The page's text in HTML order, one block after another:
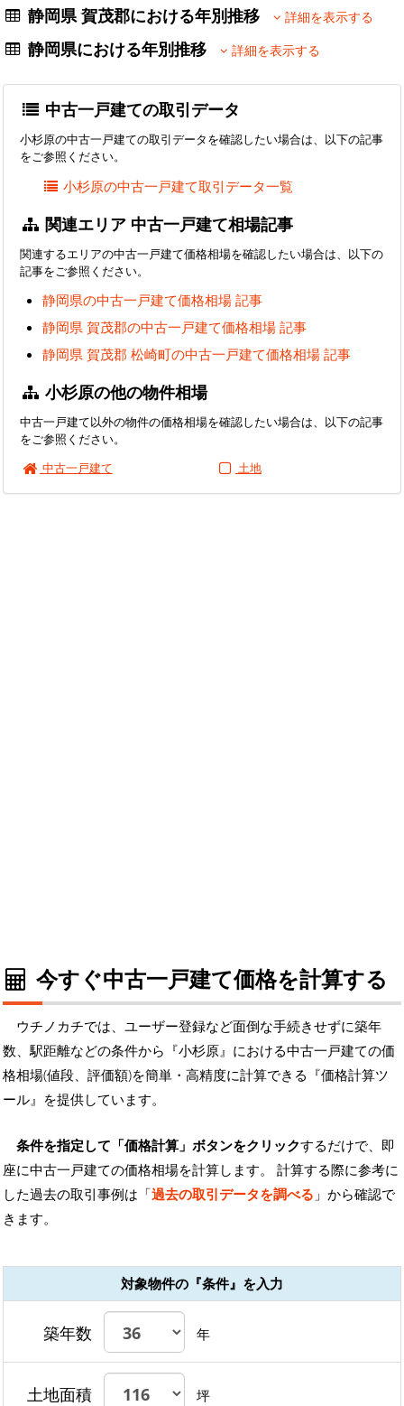
静岡県 賀茂郡における年別推移 詳細を表示する
静岡県における年別推移 詳細を表示する
中古一戸建ての取引データ
小杉原の中古一戸建ての取引データを確認したい場合は、以下の記事
をご参照ください。
小杉原の中古一戸建て取引データ一覧
関連エリア 中古一戸建て相場記事
関連するエリアの中古一戸建て価格相場を確認したい場合は、以下の
記事をご参照ください。
静岡県の中古一戸建て価格相場 記事
静岡県 賀茂郡の中古一戸建て価格相場 記事
静岡県 賀茂郡 松崎町の中古一戸建て価格相場 記事
小杉原の他の物件相場
中古一戸建て以外の物件の価格相場を確認したい場合は、以下の記事
をご参照ください。
中古一戸建て
土地
今すぐ中古一戸建て価格を計算する
ウチノカチでは、ユーザー登録など面倒な手続きせずに築年
数、駅距離などの条件から『小杉原』における中古一戸建ての価
格相場(値段、評価額)を簡単・高精度に計算できる『価格計算ツ
ール』を提供しています。
条件を指定して「価格計算」ボタンをクリックするだけで、即
座に中古一戸建ての価格相場を計算します。 計算する際に参考に
した過去の取引事例は「過去の取引データを調べる 」から確認で
きます。
対象物件の『条件』を入力
築年数 年
土地面積 坪